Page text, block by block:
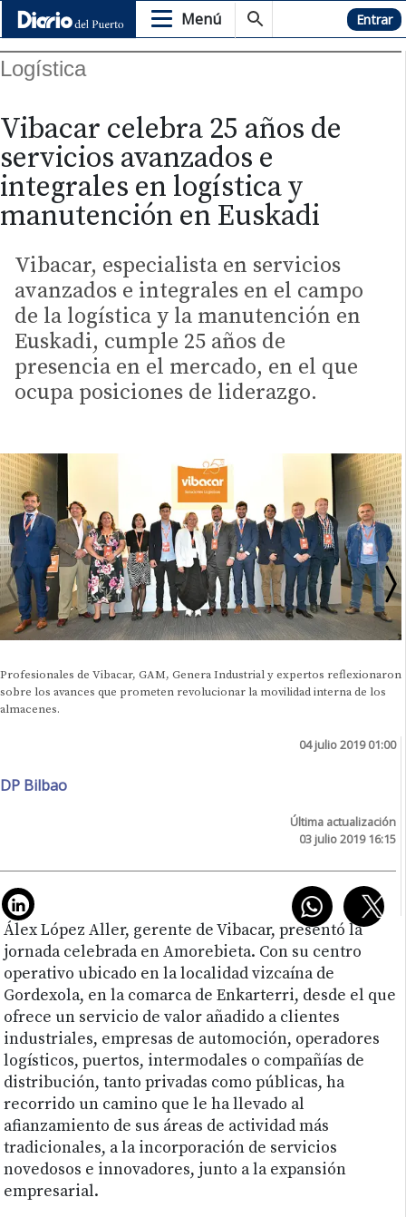
Menú Hemeroteca Entrar
Logística
Vibacar celebra 25 años de
servicios avanzados e
integrales en logística y
manutención en Euskadi
Vibacar, especialista en servicios
avanzados e integrales en el campo
de la logística y la manutención en
Euskadi, cumple 25 años de
presencia en el mercado, en el que
ocupa posiciones de liderazgo.
Profesionales de Vibacar, GAM, Genera Industrial y expertos reflexionaron
sobre los avances que prometen revolucionar la movilidad interna de los
almacenes.
04 julio 2019 01:00
DP Bilbao
Última actualización
03 julio 2019 16:15
Álex López Aller, gerente de Vibacar, presentó la
jornada celebrada en Amorebieta. Con su centro
operativo ubicado en la localidad vizcaína de
Gordexola, en la comarca de Enkarterri, desde el que
ofrece un servicio de valor añadido a clientes
industriales, empresas de automoción, operadores
logísticos, puertos, intermodales o compañías de
distribución, tanto privadas como públicas, ha
recorrido un camino que le ha llevado al
afianzamiento de sus áreas de actividad más
tradicionales, a la incorporación de servicios
novedosos e innovadores, junto a la expansión
empresarial.